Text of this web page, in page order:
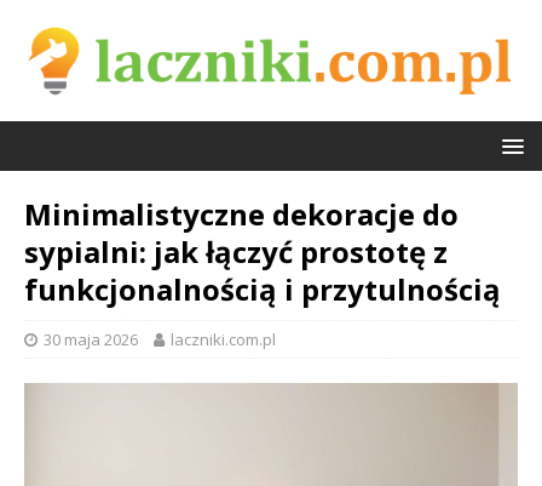
Minimalistyczne dekoracje do
sypialni: jak łączyć prostotę z
funkcjonalnością i przytulnością
30 maja 2026 laczniki.com.pl